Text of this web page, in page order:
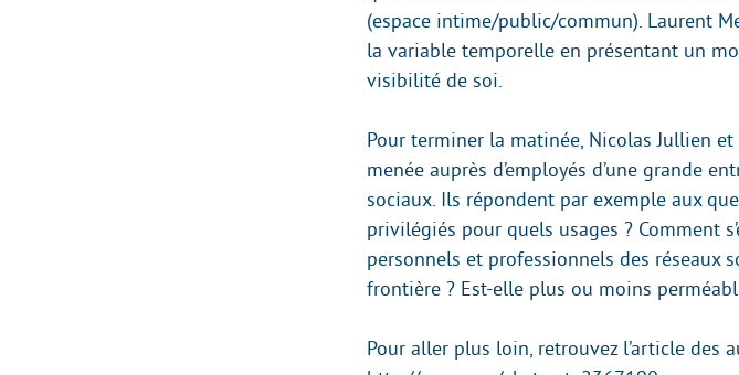
(espace intime/public/commun). Laurent
la variable temporelle en présentant un
visibilité de soi.
Pour terminer la matinée, Nicolas Jullien
menée auprès d’employés d’une grande
sociaux. Ils répondent par exemple aux
privilégiés pour quels usages ? Comment
personnels et professionnels des réseaux
frontière ? Est-elle plus ou moins
Pour aller plus loin, retrouvez l’article des